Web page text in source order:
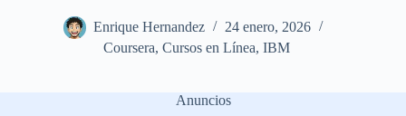
Enrique Hernandez
24 enero, 2026
Coursera,Cursos en Línea,IBM
Anuncios